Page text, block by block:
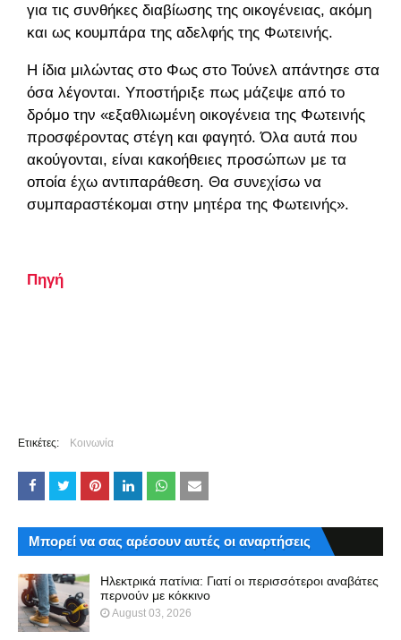
για τις συνθήκες διαβίωσης της οικογένειας, ακόμη
και ως κουμπάρα της αδελφής της Φωτεινής.
Η ίδια μιλώντας στο Φως στο Τούνελ απάντησε στα
όσα λέγονται. Υποστήριξε πως μάζεψε από το
δρόμο την «εξαθλιωμένη οικογένεια της Φωτεινής
προσφέροντας στέγη και φαγητό. Όλα αυτά που
ακούγονται, είναι κακοήθειες προσώπων με τα
οποία έχω αντιπαράθεση. Θα συνεχίσω να
συμπαραστέκομαι στην μητέρα της Φωτεινής».
Πηγή
Ετικέτες: Κοινωνία
Μπορεί να σας αρέσουν αυτές οι αναρτήσεις
Ηλεκτρικά πατίνια: Γιατί οι περισσότεροι αναβάτες
περνούν με κόκκινο
August 03, 2026